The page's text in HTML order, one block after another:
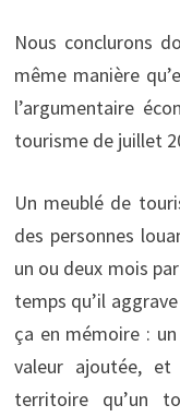
Nous conclurons
même manière
l’argumentaire
tourisme de juillet
Un meublé de
des personnes
un ou deux mois
temps qu’il
ça en mémoire :
valeur ajoutée,
territoire qu’un